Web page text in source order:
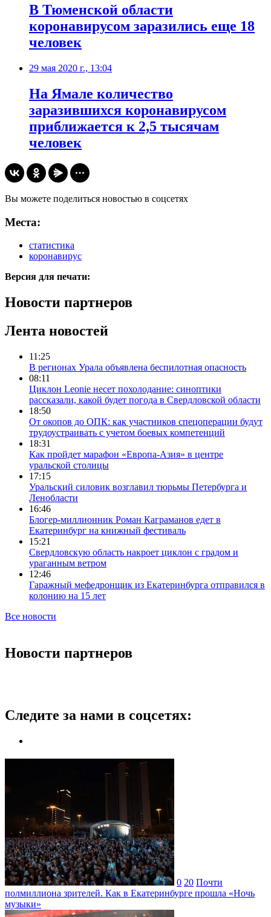
В Тюменской области
коронавирусом заразились еще 18
человек
29 мая 2020 г., 13:04
На Ямале количество
заразившихся коронавирусом
приближается к 2,5 тысячам
человек
Вы можете поделиться новостью в соцсетях
Места:
статистика
коронавирус
Версия для печати:
Новости партнеров
Лента новостей
11:25
В регионах Урала объявлена беспилотная опасность
08:11
Циклон Leonie несет похолодание: синоптики
рассказали, какой будет погода в Свердловской области
18:50
От окопов до ОПК: как участников спецоперации будут
трудоустраивать с учетом боевых компетенций
18:31
Как пройдет марафон «Европа-Азия» в центре
уральской столицы
17:15
Уральский силовик возглавил тюрьмы Петербурга и
Ленобласти
16:46
Блогер-миллионник Роман Каграманов едет в
Екатеринбург на книжный фестиваль
15:21
Свердловскую область накроет циклон с градом и
ураганным ветром
12:46
Гаражный мефедронщик из Екатеринбурга отправился в
колонию на 15 лет
Все новости
Новости партнеров
Следите за нами в соцсетях:
0 20 Почти
полмиллиона зрителей. Как в Екатеринбурге прошла «Ночь
музыки»